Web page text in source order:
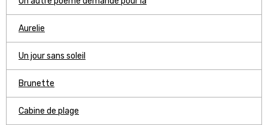
Aurelie
Un jour sans soleil
Brunette
Cabine de plage